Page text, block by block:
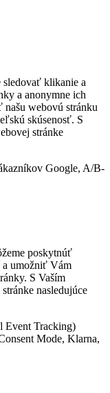
sledovať klikanie a
a anonymne ich
webovú stránku
skúsenosť. S
stránke
Google, A/B-
poskytnúť
a umožniť Vám
S Vaším
nasledujúce
Event Tracking)
Mode, Klarna,